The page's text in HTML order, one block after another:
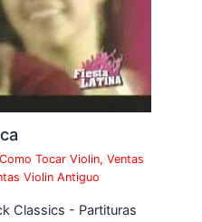
Como Tocar Violin,Ventas
Violin Antiguo
Classics - Partituras